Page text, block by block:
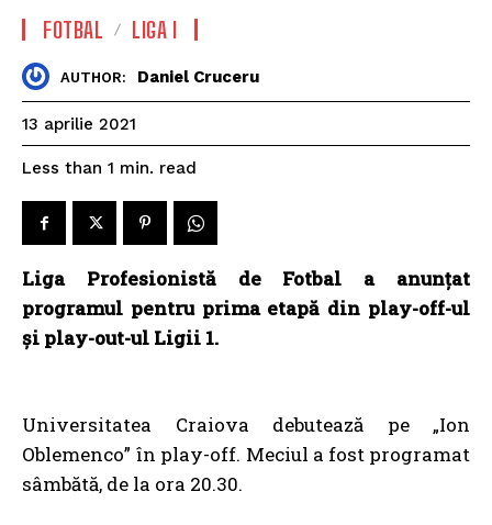
FOTBAL LIGA I
AUTHOR: Daniel Cruceru
13 aprilie 2021
Less than 1 min. read
Liga Profesionistă de Fotbal a anunțat
programul pentru prima etapă din play-off-ul
și play-out-ul Ligii 1.
Universitatea Craiova debutează pe „Ion
Oblemenco” în play-off. Meciul a fost programat
sâmbătă, de la ora 20.30.